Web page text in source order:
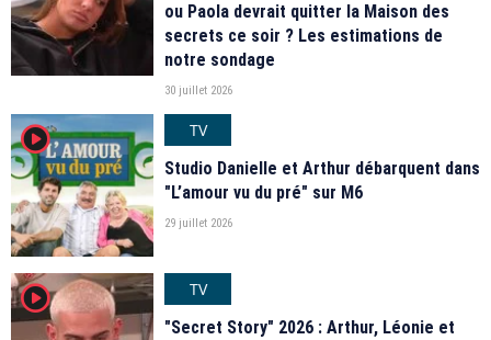
ou Paola devrait quitter la Maison des
secrets ce soir ? Les estimations de
notre sondage
30 juillet 2026
player2
TV
Studio Danielle et Arthur débarquent dans
"L’amour vu du pré" sur M6
29 juillet 2026
player2
TV
"Secret Story" 2026 : Arthur, Léonie et